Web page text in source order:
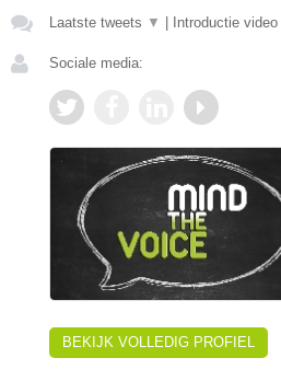
Laatste tweets ▼ Introductie video
Sociale media:
BEKIJK VOLLEDIG PROFIEL